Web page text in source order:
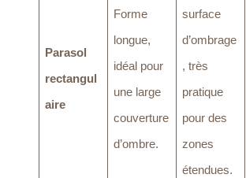
Parasol
rectangul
aire
Forme
longue,
idéal pour
une large
couverture
d’ombre.
surface
d’ombrage
, très
pratique
pour des
zones
étendues.